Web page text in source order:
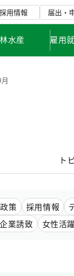
採用情報 届出・
水産 雇用
ト
策 採用情報
業誘致 女性活躍